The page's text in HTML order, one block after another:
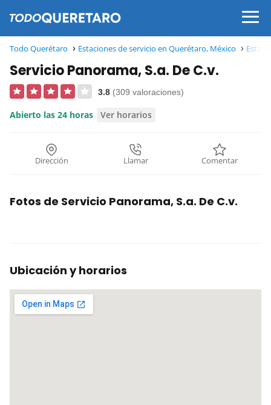
Todo Querétaro Estaciones de servicio en Querétaro, México
Servicio Panorama, S.a. De C.v.
3.8 (309 valoraciones)
Abierto las 24 horas Ver horarios
Dirección Llamar Comentar
Fotos de Servicio Panorama, S.a. De C.v.
Ubicación y horarios